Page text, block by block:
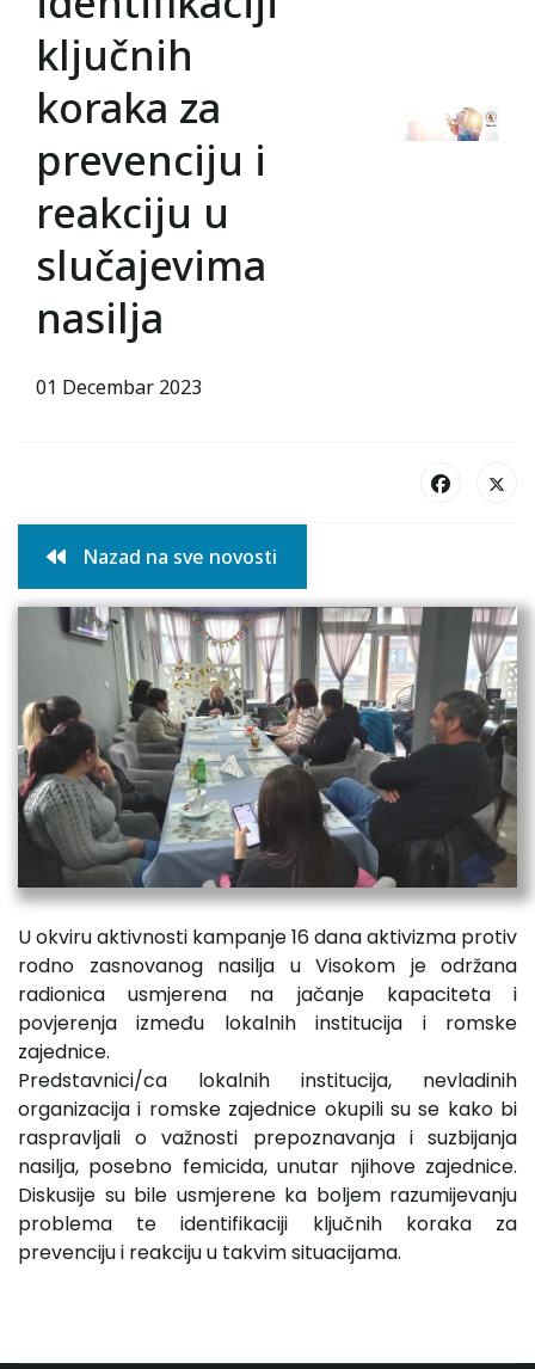
ključnih
koraka za
prevenciju i
reakciju u
slučajevima
nasilja
01 Decembar 2023
Nazad na sve novosti
U okviru aktivnosti kampanje 16 dana aktivizma protiv
rodno zasnovanog nasilja u Visokom je održana
radionica usmjerena na jačanje kapaciteta i
povjerenja između lokalnih institucija i romske
zajednice.
Predstavnici/ca lokalnih institucija, nevladinih
organizacija i romske zajednice okupili su se kako bi
raspravljali o važnosti prepoznavanja i suzbijanja
nasilja, posebno femicida, unutar njihove zajednice.
Diskusije su bile usmjerene ka boljem razumijevanju
problema te identifikaciji ključnih koraka za
prevenciju i reakciju u takvim situacijama.